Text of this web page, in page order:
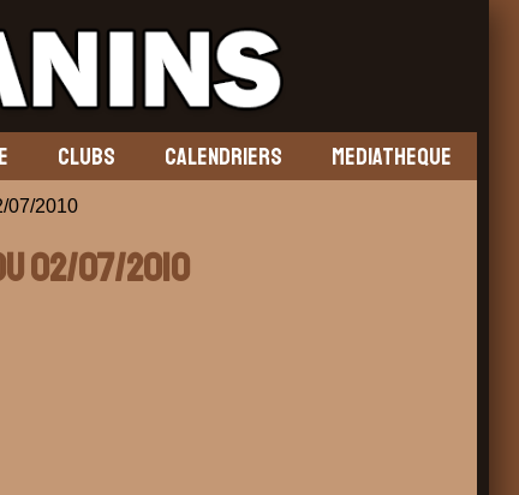
CLUBS CALENDRIERS MEDIATHEQUE
07/2010
du 02/07/2010